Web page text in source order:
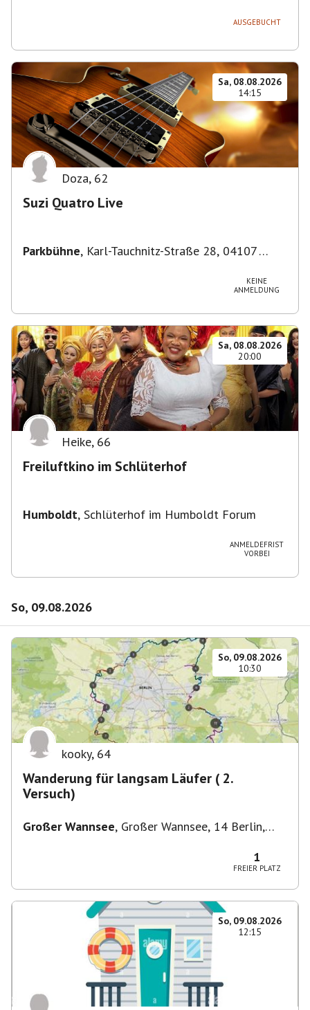
AUSGEBUCHT
Sa, 08.08.2026
14:15
Doza, 62
Suzi Quatro Live
Parkbühne, Karl-Tauchnitz-Straße 28, 04107
KEINE
ANMELDUNG
Sa, 08.08.2026
20:00
Heike, 66
Freiluftkino im Schlüterhof
Humboldt, Schlüterhof im Humboldt Forum
ANMELDEFRIST
VORBEI
So, 09.08.2026
So, 09.08.2026
10:30
kooky, 64
Wanderung für langsam Läufer ( 2.
Versuch)
Großer Wannsee, Großer Wannsee, 14 Berlin,
1
FREIER PLATZ
So, 09.08.2026
12:15